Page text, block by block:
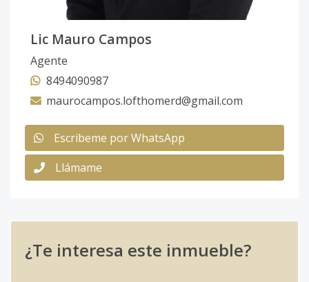
Lic Mauro Campos
Agente
8494090987
maurocampos.lofthomerd@gmail.com
Escribeme por WhatsApp
Llámame
¿Te interesa este inmueble?